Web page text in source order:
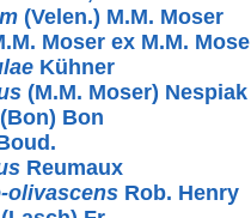
(Velen.) M.M. Moser
Moser ex M.M.
Kühner
(M.M. Moser) Nespiak
(Bon) Bon
Reumaux
olivascens Rob. Henry